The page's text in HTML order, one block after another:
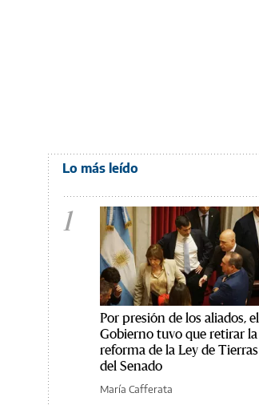
Lo más leído
1
Por presión de los aliados, el
Gobierno tuvo que retirar la
reforma de la Ley de Tierras
del Senado
María Cafferata